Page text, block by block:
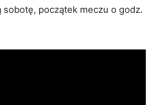
początek meczu o godz.